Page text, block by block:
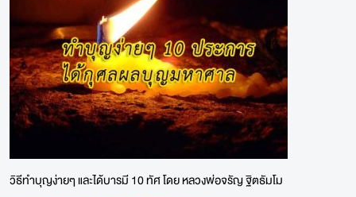
วิธีทำบุญง่ายๆ และได้บารมี 10 ทัศ โดย หลวงพ่อจรัญ ฐิตธัมโม